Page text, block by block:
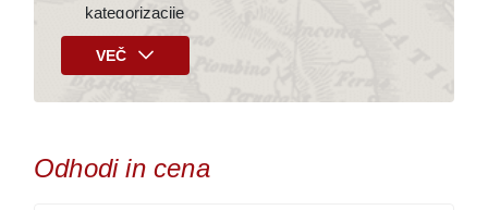
kategorizacije
obroke po programu (L-letalo, Z-zajtrk, K-
kosilo, V-večerja)
vodnika
stroške organizacije potovanja
DDV
VEČ
Odhodi in cena